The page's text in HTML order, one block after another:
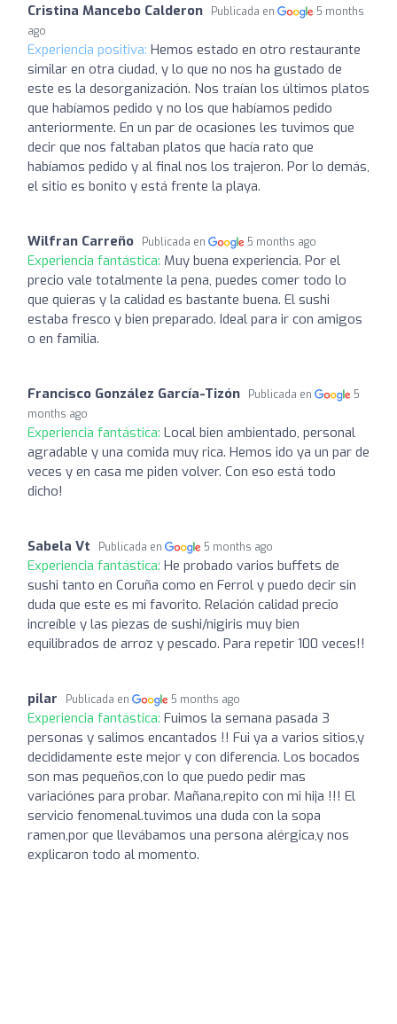
Cristina Mancebo Calderon Publicada en
5 months
ago
Experiencia positiva: Hemos estado en otro restaurante
similar en otra ciudad, y lo que no nos ha gustado de
este es la desorganización. Nos traían los últimos platos
que habíamos pedido y no los que habíamos pedido
anteriormente. En un par de ocasiones les tuvimos que
decir que nos faltaban platos que hacía rato que
habíamos pedido y al final nos los trajeron. Por lo demás,
el sitio es bonito y está frente la playa.
Wilfran Carreño Publicada en 5 months ago
Experiencia fantástica: Muy buena experiencia. Por el
precio vale totalmente la pena, puedes comer todo lo
que quieras y la calidad es bastante buena. El sushi
estaba fresco y bien preparado. Ideal para ir con amigos
o en familia.
Francisco González García-Tizón Publicada en
5
months ago
Experiencia fantástica: Local bien ambientado, personal
agradable y una comida muy rica. Hemos ido ya un par de
veces y en casa me piden volver. Con eso está todo
dicho!
Sabela Vt Publicada en 5 months ago
Experiencia fantástica: He probado varios buffets de
sushi tanto en Coruña como en Ferrol y puedo decir sin
duda que este es mi favorito. Relación calidad precio
increíble y las piezas de sushi/nigiris muy bien
equilibrados de arroz y pescado. Para repetir 100 veces!!
pilar Publicada en 5 months ago
Experiencia fantástica: Fuimos la semana pasada 3
personas y salimos encantados !! Fui ya a varios sitios,y
decididamente este mejor y con diferencia. Los bocados
son mas pequeños,con lo que puedo pedir mas
variaciónes para probar. Mañana,repito con mi hija !!! El
servicio fenomenal.tuvimos una duda con la sopa
ramen,por que llevábamos una persona alérgica,y nos
explicaron todo al momento.